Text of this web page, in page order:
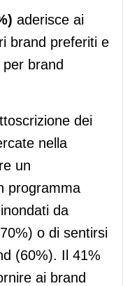
aderisce ai
brand preferiti e
brand
dei
nella
un
programma
da
o di sentirsi
(60%). Il 41%
ai brand